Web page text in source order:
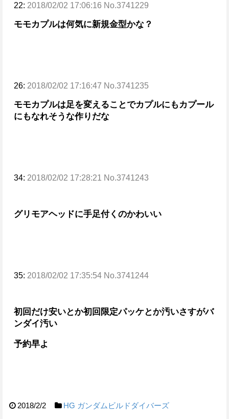
22: 2018/02/02 17:06:16 No.3741229
モモカプルは何気に新規金型かな？
26: 2018/02/02 17:16:47 No.3741235
モモカプルは足を変えることでカプルにもカプール
にもなれそうな作りだな
34: 2018/02/02 17:28:21 No.3741243
グリモアヘッドに手足付くのかわいい
35: 2018/02/02 17:35:54 No.3741244
初回だけ安いとか初回限定パッケとか汚いさすがバ
ンダイ汚い
予約早よ
2018/2/2 HG ガンダムビルドダイバーズ